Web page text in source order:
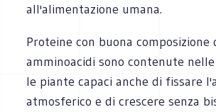
all'alimentazione umana.
Proteine con buona composizione
amminoacidi sono contenute
le piante capaci anche di fissare
atmosferico e di crescere senza